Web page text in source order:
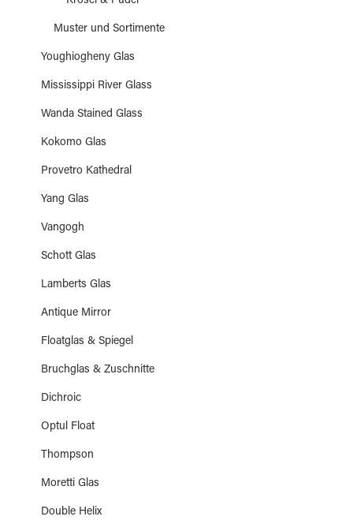
Muster und Sortimente
Youghiogheny Glas
Mississippi River Glass
Wanda Stained Glass
Kokomo Glas
Provetro Kathedral
Yang Glas
Vangogh
Schott Glas
Lamberts Glas
Antique Mirror
Floatglas & Spiegel
Bruchglas & Zuschnitte
Dichroic
Optul Float
Thompson
Moretti Glas
Double Helix